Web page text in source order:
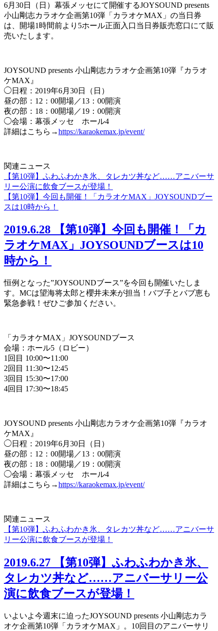
6月30日（日）幕張メッセにて開催するJOYSOUND presents
小山剛志カラオケ企画第10弾「カラオケMAX」の当日券
は、開場1時間前より5ホール正面入口当日券販売窓口にて販
売いたします。
JOYSOUND presents 小山剛志カラオケ企画第10弾『カラオ
ケMAX』
◯日程：2019年6月30日（日）
昼の部：12：00開場／13：00開演
夜の部：18：00開場／19：00開演
◯会場：幕張メッセ ホール4
詳細はこちら→https://karaokemax.jp/event/
関連ニュース
【第10弾】ふわふわかき氷、タレカツ丼など……アニバーサ
リー公演に飲食ブースが登場！
【第10弾】今回も開催！「カラオケMAX」JOYSOUNDブー
スは10時から！
2019.6.28
【第10弾】今回も開催！「カ
ラオケMAX」JOYSOUNDブースは10
時から！
恒例となった”JOYSOUNDブース”を今回も開催いたしま
す。MCは望海将太郎と櫻井未来が担当！バブ子とバブ恵も
緊急参戦！ぜひご参加ください。
「カラオケMAX」JOYSOUNDブース
会場：ホール5（ロビー）
1回目 10:00〜11:00
2回目 11:30〜12:45
3回目 15:30〜17:00
4回目 17:30〜18:45
JOYSOUND presents 小山剛志カラオケ企画第10弾『カラオ
ケMAX』
◯日程：2019年6月30日（日）
昼の部：12：00開場／13：00開演
夜の部：18：00開場／19：00開演
◯会場：幕張メッセ ホール4
詳細はこちら→https://karaokemax.jp/event/
関連ニュース
【第10弾】ふわふわかき氷、タレカツ丼など……アニバーサ
リー公演に飲食ブースが登場！
2019.6.27
【第10弾】ふわふわかき氷、
タレカツ丼など……アニバーサリー公
演に飲食ブースが登場！
いよいよ今週末に迫ったJOYSOUND presents 小山剛志カラ
オケ企画第10弾「カラオケMAX」。10回目のアニバーサリ